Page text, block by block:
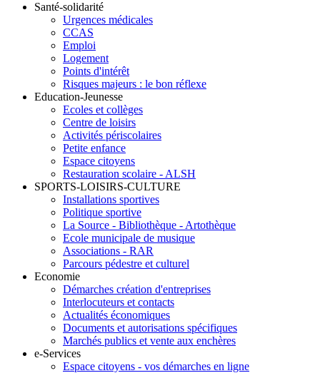
Santé-solidarité
Urgences médicales
CCAS
Emploi
Logement
Points d'intérêt
Risques majeurs : le bon réflexe
Education-Jeunesse
Ecoles et collèges
Centre de loisirs
Activités périscolaires
Petite enfance
Espace citoyens
Restauration scolaire - ALSH
SPORTS-LOISIRS-CULTURE
Installations sportives
Politique sportive
La Source - Bibliothèque - Artothèque
Ecole municipale de musique
Associations - RAR
Parcours pédestre et culturel
Economie
Démarches création d'entreprises
Interlocuteurs et contacts
Actualités économiques
Documents et autorisations spécifiques
Marchés publics et vente aux enchères
e-Services
Espace citoyens - vos démarches en ligne